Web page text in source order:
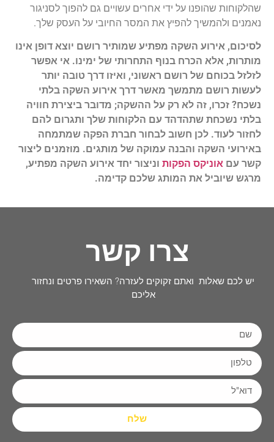
שהלקוחות שהופנו על ידי אחרים עשויים גם להפוך לסניגור
נאמנים ולהמשיך להפיץ את המסר החיובי על העסק שלך.
לסיכום, אירוע השקה מפתיע שמותיר רושם יוצא דופן אינו
מותרות, אלא הכרח בנוף התחרותי של ימינו. אי אפשר
לזלזל בכוחם של רושם ראשוני, ואיזו דרך טובה יותר
לעשות רושם מתמשך מאשר דרך אירוע השקה בלתי
נשכח? זכרו, זה לא רק על ההשקה; מדובר ביצירת חוויה
בלתי נשכחת שתהדהד עם הלקוחות שלך ותגרום להם
לחזור לעוד. לכן חשוב לבחור חברת הפקה שמתמחה
באירועי השקה והבנה עמוקה של מותגים. מוזמנים ליצור
קשר עם אוניקס הפקות וניצור יחד אירוע השקה מפתיע,
מרגש שיוביל את המותג שלכם קדימה.
צרו קשר
יש לכם שאלות ואתם זקוקים לעזרה? השאירו פרטים ונחזור
אליכם
שלח